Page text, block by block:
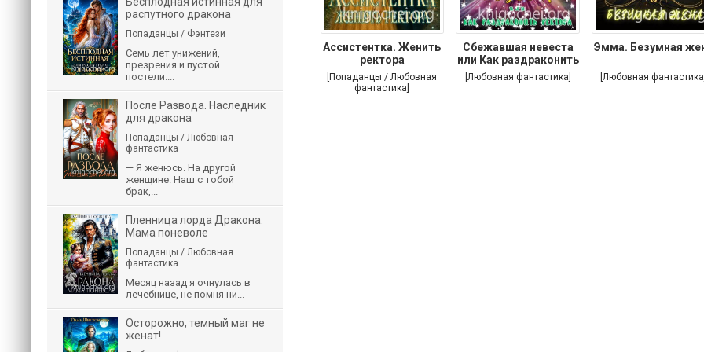
Ассистентка. Женить
ректора
[Попаданцы / Любовная
фантастика]
Сбежавшая невеста
или Как раздраконить
[Любовная фантастика]
Эмма. Безумная
[Любовная
распутного дракона
Попаданцы / Фэнтези
Семь лет унижений,
презрения и пустой
постели....
После Развода. Наследник
для дракона
Попаданцы / Любовная
фантастика
— Я женюсь. На другой
женщине. Наш с тобой
брак,...
Пленница лорда Дракона.
Мама поневоле
Попаданцы / Любовная
фантастика
Месяц назад я очнулась в
лечебнице, не помня ни...
Осторожно, темный маг не
женат!